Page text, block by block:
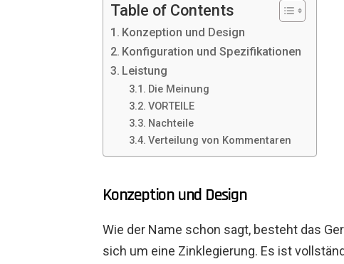
Table of Contents
Konzeption und Design
Konfiguration und Spezifikationen
Leistung
Die Meinung
VORTEILE
Nachteile
Verteilung von Kommentaren
Konzeption und Design
Wie der Name schon sagt, besteht das
sich um eine Zinklegierung. Es ist